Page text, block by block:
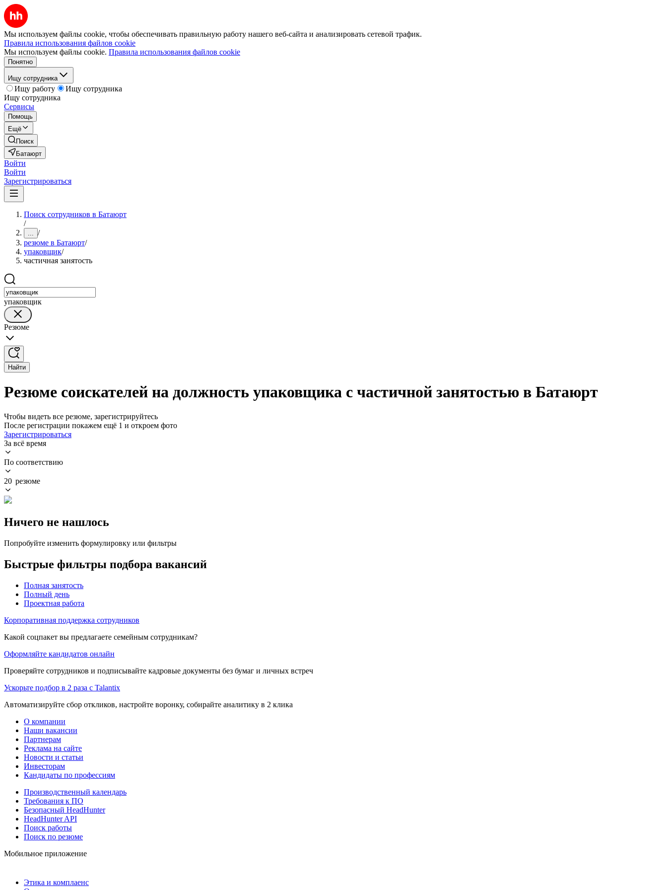
Мы используем файлы cookie, чтобы обеспечивать правильную работу нашего веб-сайта и анализировать сетевой трафик.
Правила использования файлов cookie
Мы используем файлы cookie. Правила использования файлов cookie
Понятно
Ищу сотрудника
Ищу работу
Ищу сотрудника
Ищу сотрудника
Сервисы
Помощь
Ещё
Поиск
Батаюрт
Войти
Войти
Зарегистрироваться
Поиск сотрудников в Батаюрт
/
... /
резюме в Батаюрт/
упаковщик/
частичная занятость
упаковщик
Резюме
Найти
Резюме соискателей на должность упаковщика с частичной занятостью в Батаюрт
Чтобы видеть все резюме, зарегистрируйтесь
После регистрации покажем ещё 1 и откроем фото
Зарегистрироваться
За всё время
По соответствию
20 резюме
Ничего не нашлось
Попробуйте изменить формулировку или фильтры
Быстрые фильтры подбора вакансий
Полная занятость
Полный день
Проектная работа
Корпоративная поддержка сотрудников
Какой соцпакет вы предлагаете семейным сотрудникам?
Оформляйте кандидатов онлайн
Проверяйте сотрудников и подписывайте кадровые документы без бумаг и личных встреч
Ускорьте подбор в 2 раза с Talantix
Автоматизируйте сбор откликов, настройте воронку, собирайте аналитику в 2 клика
О компании
Наши вакансии
Партнерам
Реклама на сайте
Новости и статьи
Инвесторам
Кандидаты по профессиям
Производственный календарь
Требования к ПО
Безопасный HeadHunter
HeadHunter API
Поиск работы
Поиск по резюме
Мобильное приложение
Этика и комплаенс